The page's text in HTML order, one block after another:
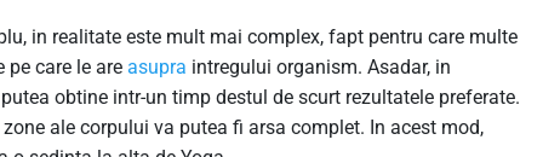
in realitate este mult mai complex, fapt pentru care multe
care le are asupra intregului organism. Asadar, in
obtine intr-un timp destul de scurt rezultatele preferate.
ale corpului va putea fi arsa complet. In acest mod,